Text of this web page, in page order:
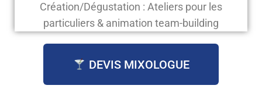
Création/Dégustation : Ateliers pour les
particuliers & animation team-building
DEVIS MIXOLOGUE